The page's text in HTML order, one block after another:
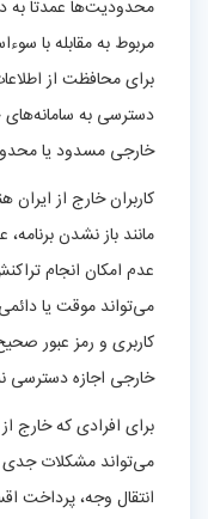
محدودیت‌ها عمدتاً به
مربوط به مقابله با
برای محافظت از اطلاعات
دسترسی به سامانه‌های
خارجی مسدود یا محدود
کاربران خارج از ایران
مانند باز نشدن برنامه،
عدم امکان انجام
می‌تواند موقت یا دائمی
کاربری و رمز عبور صحیح
خارجی اجازه دسترسی
برای افرادی که خارج از
می‌تواند مشکلات جدی
انتقال وجه، پرداخت